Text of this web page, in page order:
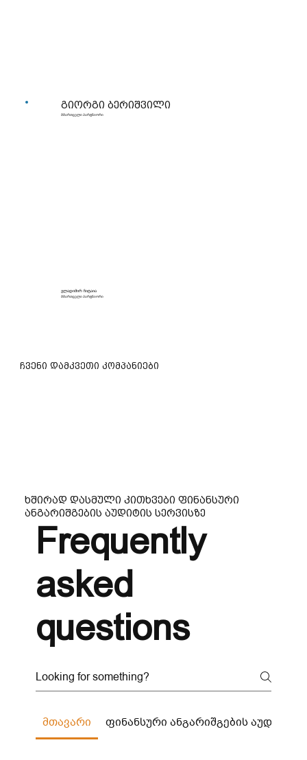
გიორგი ბერიშვილი
მმართველი პარტნიორი
ვლადიმირ ჩიტაია
მმართველი პარტნიორი
ჩვენი დამკვეთი კომპანიები
ხშირად დასმული კითხვები ფინანსური
ანგარიშგების აუდიტის სერვისზე
Frequently
asked
questions
მთავარი ფინანსური ანგარიშგების აუდიტი